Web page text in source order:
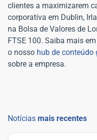
clientes a maximizarem
corporativa em Dublin,
na Bolsa de Valores de
FTSE 100. Saiba mais em
o nosso hub de conteúdo
sobre a empresa.
Notícias mais recentes